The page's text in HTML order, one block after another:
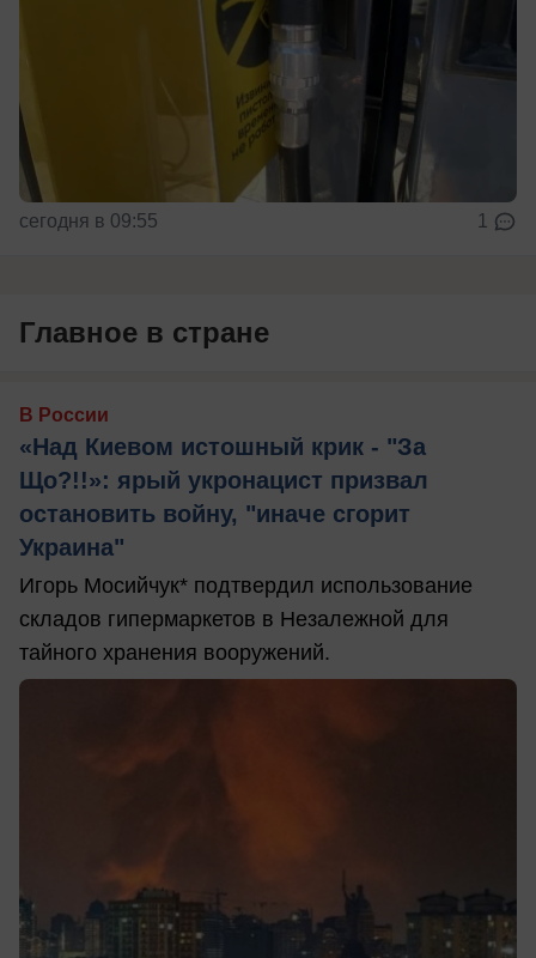
сегодня в 09:55 1
Главное в стране
В России
«Над Киевом истошный крик - "За
Що?!!»: ярый укронацист призвал
остановить войну, "иначе сгорит
Украина"
Игорь Мосийчук* подтвердил использование
складов гипермаркетов в Незалежной для
тайного хранения вооружений.